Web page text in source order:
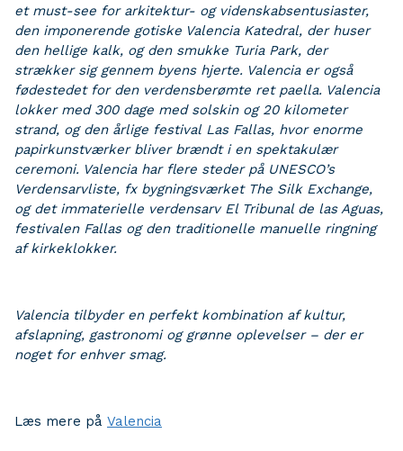
et must-see for arkitektur- og videnskabsentusiaster,
den imponerende gotiske Valencia Katedral, der huser
den hellige kalk, og den smukke Turia Park, der
strækker sig gennem byens hjerte. Valencia er også
fødestedet for den verdensberømte ret paella. Valencia
lokker med 300 dage med solskin og 20 kilometer
strand, og den årlige festival Las Fallas, hvor enorme
papirkunstværker bliver brændt i en spektakulær
ceremoni. Valencia har flere steder på UNESCO’s
Verdensarvliste, fx bygningsværket The Silk Exchange,
og det immaterielle verdensarv El Tribunal de las Aguas,
festivalen Fallas og den traditionelle manuelle ringning
af kirkeklokker.
Valencia tilbyder en perfekt kombination af kultur,
afslapning, gastronomi og grønne oplevelser – der er
noget for enhver smag.
Læs mere på Valencia